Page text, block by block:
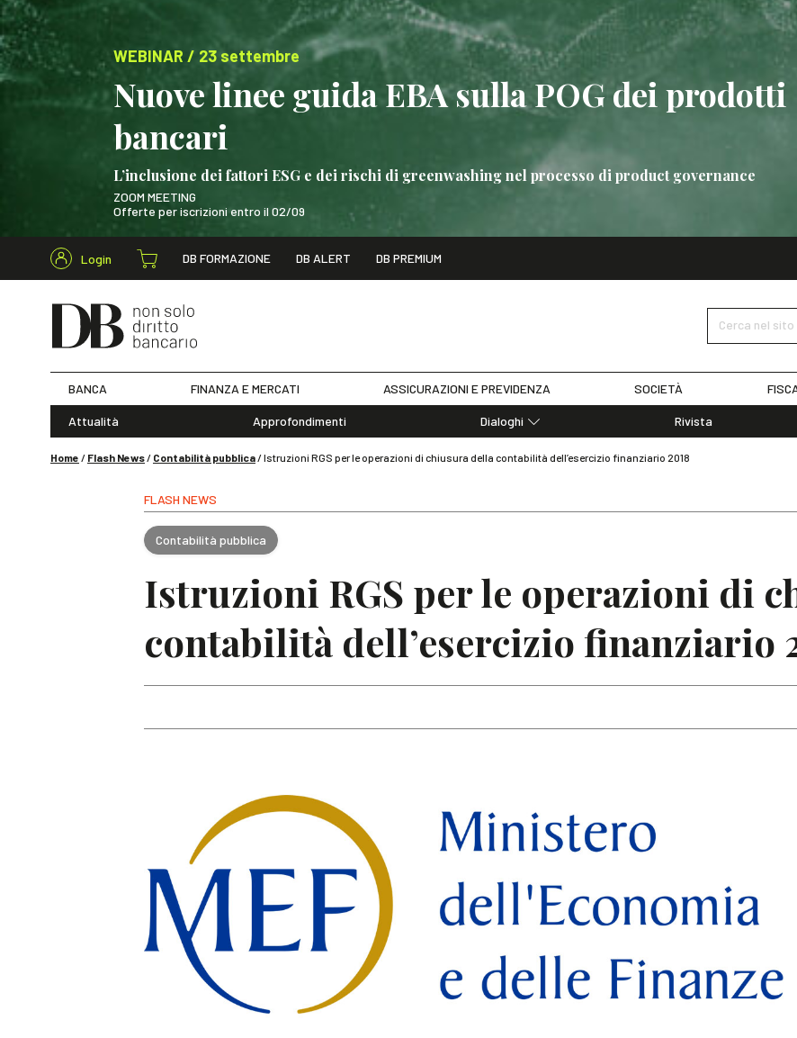
WEBINAR / 23 settembre
Nuove linee guida EBA sulla POG dei prodotti
bancari
L’inclusione dei fattori ESG e dei rischi di greenwashing nel processo di product governance
ZOOM MEETING
Offerte per iscrizioni entro il 02/09
WEBINAR / 23 settembre Nuove linee guida EBA sulla POG dei prodotti bancari
Login DB FORMAZIONE DB ALERT DB PREMIUM
Cerca nel sito
Cerca nel sito
BANCA FINANZA E MERCATI ASSICURAZIONI E PREVIDENZA SOCIETÀ
Attualità Approfondimenti
Dialoghi
Rivista
Home / Flash News/ Contabilità pubblica/Istruzioni RGS per le operazioni di chiusura della contabilità dell’esercizio finanziario 2018
FLASH NEWS
Contabilità pubblica
Istruzioni RGS per le operazioni di
contabilità dell’esercizio finanziario